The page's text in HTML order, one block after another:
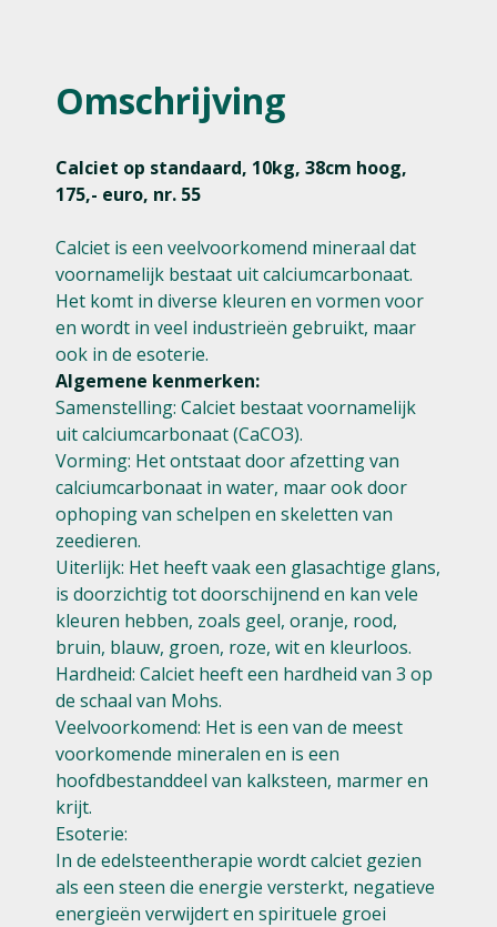
Omschrijving
Calciet op standaard, 10kg, 38cm hoog,
175,- euro, nr. 55
Calciet is een veelvoorkomend mineraal dat
voornamelijk bestaat uit calciumcarbonaat.
Het komt in diverse kleuren en vormen voor
en wordt in veel industrieën gebruikt, maar
ook in de esoterie.
Algemene kenmerken:
Samenstelling: Calciet bestaat voornamelijk
uit calciumcarbonaat (CaCO3).
Vorming: Het ontstaat door afzetting van
calciumcarbonaat in water, maar ook door
ophoping van schelpen en skeletten van
zeedieren.
Uiterlijk: Het heeft vaak een glasachtige glans,
is doorzichtig tot doorschijnend en kan vele
kleuren hebben, zoals geel, oranje, rood,
bruin, blauw, groen, roze, wit en kleurloos.
Hardheid: Calciet heeft een hardheid van 3 op
de schaal van Mohs.
Veelvoorkomend: Het is een van de meest
voorkomende mineralen en is een
hoofdbestanddeel van kalksteen, marmer en
krijt.
Esoterie:
In de edelsteentherapie wordt calciet gezien
als een steen die energie versterkt, negatieve
energieën verwijdert en spirituele groei